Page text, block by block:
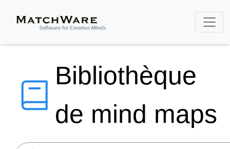
Bibliothèque
de mind maps